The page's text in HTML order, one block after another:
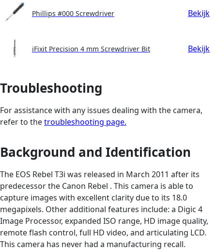
Phillips #000 Screwdriver Bekijk
iFixit Precision 4 mm Screwdriver Bit Bekijk
Troubleshooting
For assistance with any issues dealing with the camera,
refer to thetroubleshooting page.
Background and Identification
The EOS Rebel T3i was released in March 2011 after its
predecessor the Canon Rebel . This camera is able to
capture images with excellent clarity due to its 18.0
megapixels. Other additional features include: a Digic 4
Image Processor, expanded ISO range, HD image quality,
remote flash control, full HD video, and articulating LCD.
This camera has never had a manufacturing recall.